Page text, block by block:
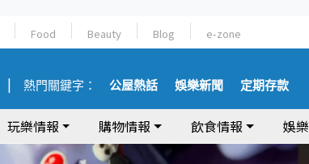
Food Beauty Blog e-zone
熱門關鍵字： 公屋熱話 娛樂新聞 定期存款
玩樂情報 購物情報 飲食情報 娛樂